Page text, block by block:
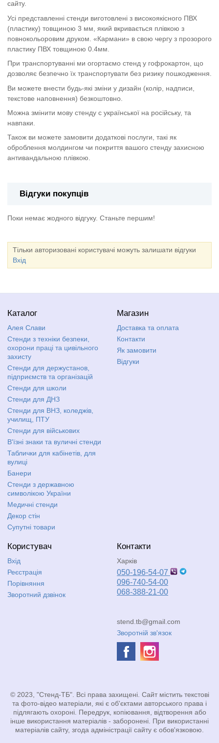
сайту.
Усі представленні стенди виготовлені з високоякісного ПВХ
(пластику) товщиною 3 мм, який вкривається плівкою з
повнокольоровим друком. «Кармани» в свою чергу з прозорого
пластику ПВХ товщиною 0.4мм.
При транспортуванні ми огортаємо стенд у гофрокартон, що
дозволяє безпечно їх транспортувати без ризику пошкодження.
Ви можете внести будь-які зміни у дизайн (колір, надписи,
текстове наповнення) безкоштовно.
Можна змінити мову стенду с української на російську, та
навпаки.
Також ви можете замовити додаткові послуги, такі як
оброблення молдингом чи покриття вашого стенду захисною
антивандальною плівкою.
Відгуки покупців
Поки немає жодного відгуку. Станьте першим!
Тільки авторизовані користувачі можуть залишати відгуки
Вхід
Каталог
Алея Слави
Стенди з техніки безпеки,
охорони праці та цивільного
захисту
Стенди для держустанов,
підприємств та організацій
Стенди для школи
Стенди для ДНЗ
Стенди для ВНЗ, коледжів,
училищ, ПТУ
Стенди для військових
В'їзні знаки та вуличні стенди
Таблички для кабінетів, для
вулиці
Банери
Стенди з державною
символікою України
Медичні стенди
Декор стін
Супутні товари
Магазин
Доставка та оплата
Контакти
Як замовити
Відгуки
Користувач
Вхід
Реєстрація
Порівняння
Зворотний дзвінок
Контакти
Харків
050-196-54-07
096-740-54-00
068-388-21-00
stend.tb@gmail.com
Зворотній зв'язок
© 2023, "Стенд-ТБ". Всі права захищені. Сайт містить текстові
та фото-відео матеріали, які є об'єктами авторського права і
підлягають охороні. Передрук, копіювання, відтворення або
інше використання матеріалів - заборонені. При використанні
матеріалів сайту, згода адміністрації сайту є обов'язковою.